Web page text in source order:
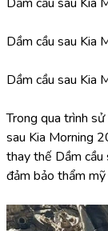
Dầm cầu sau Kia
Dầm cầu sau Kia
Trong qua trình
sau Kia Morning
thay thế Dầm
đảm bảo thẩm